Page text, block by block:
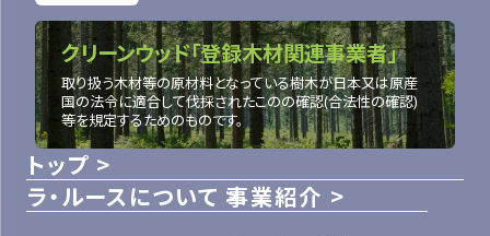
トップ
ラ・ルースについて 事業紹介
クリーンウッド「登録木材関連事業者」
取り扱う木材等の原材料となっている樹木が日本又は原産
国の法令に適合して伐採されたこのの確認(合法性の確認)
等を規定するためのものです。